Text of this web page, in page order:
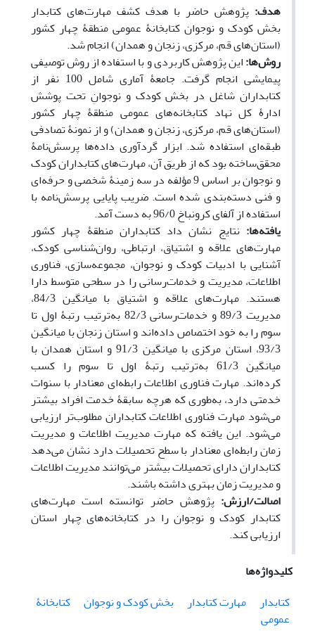
هدف: پژوهش حاضر با هدف کشف مهارت‌های کتابدار
بخش کودک و نوجوان کتابخانۀ عمومی منطقۀ چهار کشور
(استان‌های قم، مرکزی، زنجان و همدان) انجام شد.
روش‌ها:اینپژوهش کاربردی و با استفاده از روش توصیفی
پیمایشی انجام گرفت. جامعۀ آماری شامل 100 نفر از
کتابداران شاغل در بخش کودک و نوجوانِ تحت پوشش
ادارۀ کل نهاد کتابخانه‌های عمومی منطقۀ چهار کشور
(استان‌های قم، مرکزی، زنجان و همدان)و از نمونۀ تصادفی
طبقه‌ای استفاده شد. ابزار گردآوری داده‌ها پرسش‌نامۀ
محقق‌ساخته بود که از طریق آن، مهارت‌های کتابداران کودک
و نوجوان بر اساس 9 مؤلفه در سه زمینۀ شخصی و حرفه‌ای
و فنی دسته‌بندی شده است. ضریب پایایی پرسش‌نامه با
استفاده از آلفای کرونباخ96/0 به دست آمد.
یافته‌ها: نتایج نشان داد کتابداران منطقۀ چهار کشور
مهارت‌های علاقه و اشتیاق، ارتباطی، روان‌شناسی کودک،
آشنایی با ادبیات کودک و نوجوان، مجموعه‌سازی، فناوری
اطلاعات، مدیریت و خدمات‌رسانی را در سطحی متوسط دارا
هستند. مهارت‌های علاقه و اشتیاق با میانگین 84/3،
مدیریت 89/3 و خدمات‌رسانی 82/3 به‌ترتیب رتبۀ اول تا
سوم را به خود اختصاص داده‌اند و استان زنجان با میانگین
93/3، استان مرکزی با میانگین 91/3 و استان همدان با
میانگین 61/3 به‌ترتیب رتبۀ اول تا سوم را کسب
کرده‌اند. مهارت فناوری اطلاعات رابطه‌ای معنادار با سنوات
خدمتی دارد، به‌طوری که هرچه سابقۀ خدمت افراد بیشتر
می‌شود مهارت فناوری اطلاعات کتابداران مطلوب‌تر ارزیابی
می‌شود. این یافته که مهارت مدیریت اطلاعات و مدیریت
زمان رابطه‌ای معنادار با سطح تحصیلات دارد نشان می‌دهد
کتابداران دارای تحصیلات بیشتر می‌توانند مدیریت اطلاعات
و مدیریت زمان بهتری داشته باشند.
اصالت/ارزش: پژوهش حاضر توانسته است مهارت‌های
کتابدار کودک و نوجوان را در کتابخانه‌های چهار استان
ارزیابی کند.
کلیدواژه‌ها
کتابدار
مهارت کتابدار بخش کودک و نوجوان
کتابخانۀ
عمومی